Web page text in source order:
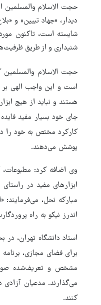
حجت الاسلام والمسلمین
دیدار، «جهاد تبیین» و
شایسته است، تاکنون
شنیداری و از طریق
حجت الاسلام والمسلمین
است و این واجب الهی بر
هستند و نباید از هیچ
جای خود بسیار مفید
کارکرد مختص به خود را
پوشش می‌دهند.
وی اضافه کرد: مطبوعات،
مبارکه نحل،
اندرز نیکو به راه
استاد دانشگاه تهران،
برای فضای مجازی،
مشخص و تعریف‌شده
می‌گذارند. مدعیان
کنند.